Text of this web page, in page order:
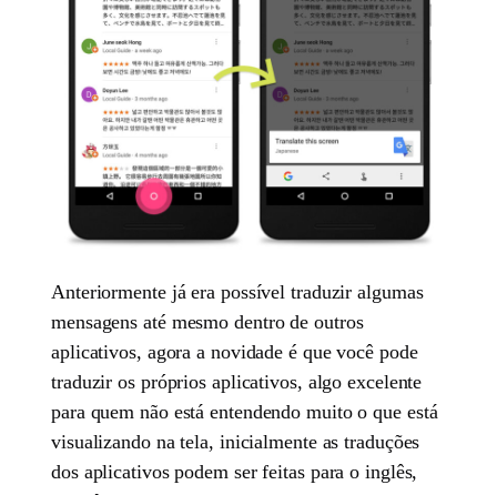
Anteriormente já era possível traduzir algumas
mensagens até mesmo dentro de outros
aplicativos, agora a novidade é que você pode
traduzir os próprios aplicativos, algo excelente
para quem não está entendendo muito o que está
visualizando na tela, inicialmente as traduções
dos aplicativos podem ser feitas para o inglês,